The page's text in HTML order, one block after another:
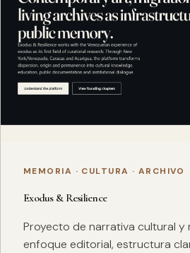
MEMORIA · CULTURA · ARCHIVO
Exodus & Resilience
Proyecto de narrativa cultural y
enfoque editorial, estructura